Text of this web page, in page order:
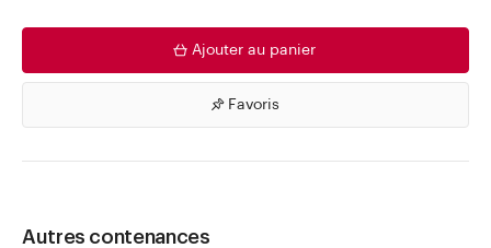
Ajouter au panier
Favoris
Autres contenances